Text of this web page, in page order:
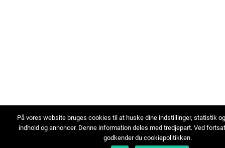
På vores website bruges cookies til at huske dine indstillinger, statistik
indhold og annoncer. Denne information deles med tredjepart. Ved
godkender du cookiepolitikken.